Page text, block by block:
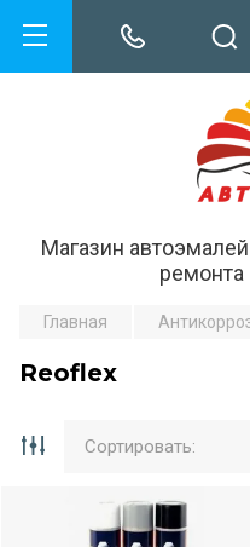
Магазин
ремонта
Главная
Reoflex
Сортировать: